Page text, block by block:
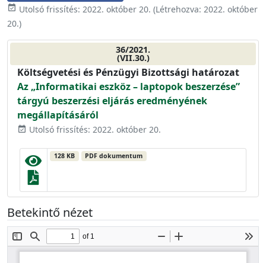
event_available Utolsó frissítés: 2022. október 20. (Létrehozva: 2022. október
20.)
36/2021.
(VII.30.)
Költségvetési és Pénzügyi Bizottsági határozat
Az „Informatikai eszköz – laptopok beszerzése”
tárgyú beszerzési eljárás eredményének
megállapításáról
event_available Utolsó frissítés: 2022. október 20.
128 KB PDF dokumentum
Betekintő nézet